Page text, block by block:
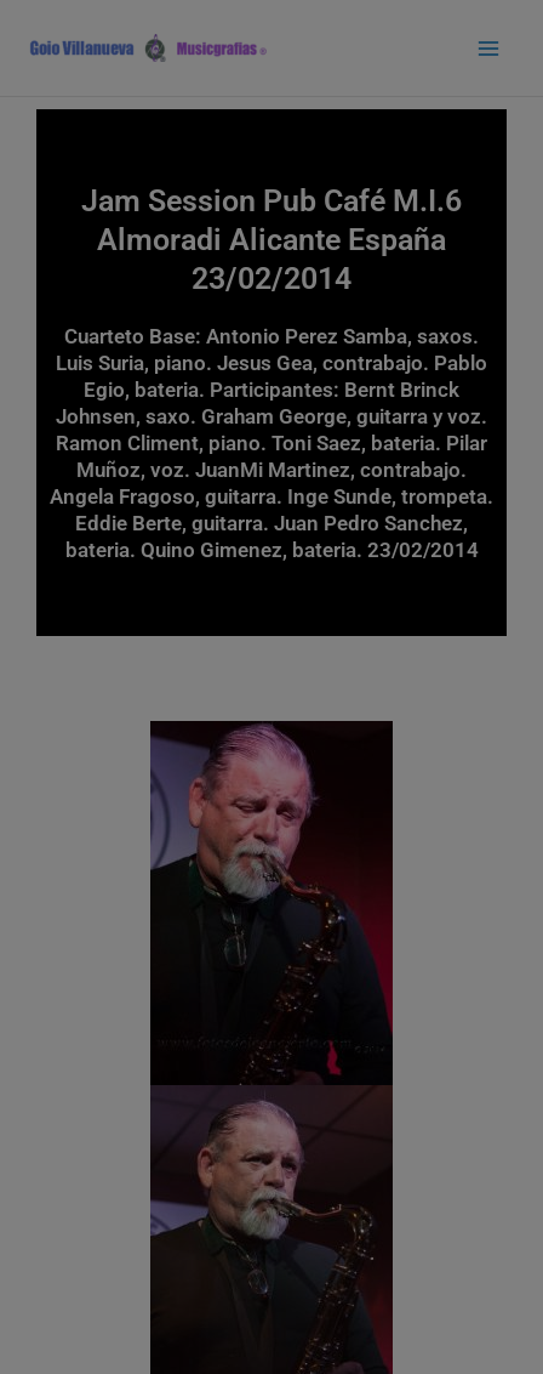
contenido
Jam Session Pub Café M.I.6
Almoradi Alicante España
23/02/2014
Cuarteto Base: Antonio Perez Samba, saxos.
Luis Suria, piano. Jesus Gea, contrabajo. Pablo
Egio, bateria. Participantes: Bernt Brinck
Johnsen, saxo. Graham George, guitarra y voz.
Ramon Climent, piano. Toni Saez, bateria. Pilar
Muñoz, voz. JuanMi Martinez, contrabajo.
Angela Fragoso, guitarra. Inge Sunde, trompeta.
Eddie Berte, guitarra. Juan Pedro Sanchez,
bateria. Quino Gimenez, bateria. 23/02/2014